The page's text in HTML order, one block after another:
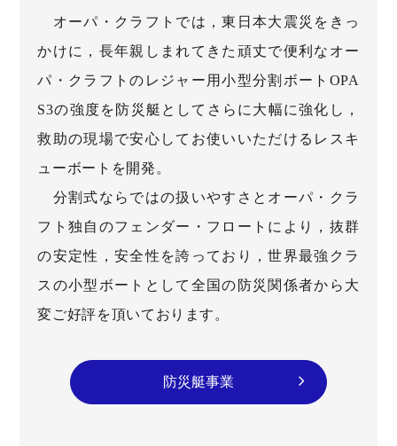
オーパ・クラフトでは，東日本大震災をきっ
かけに，長年親しまれてきた頑丈で便利なオー
パ・クラフトのレジャー用小型分割ボートOPA
S3の強度を防災艇としてさらに大幅に強化し，
救助の現場で安心してお使いいただけるレスキ
ューボートを開発。
分割式ならではの扱いやすさとオーパ・クラ
フト独自のフェンダー・フロートにより，抜群
の安定性，安全性を誇っており，世界最強クラ
スの小型ボートとして全国の防災関係者から大
変ご好評を頂いております。
防災艇事業